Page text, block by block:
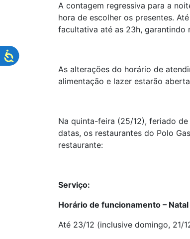
A contagem regressiva para a
hora de escolher os presentes.
facultativa até as 23h, garantindo
As alterações do horário de
alimentação e lazer estarão
Na quinta-feira (25/12), feriado
datas, os restaurantes do Polo
restaurante:
Serviço:
Horário de funcionamento –
Até 23/12 (inclusive domingo, 21/